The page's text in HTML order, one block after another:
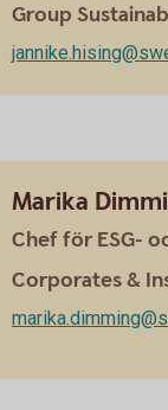
Group
Marika
Chef för ESG-
Corporates &